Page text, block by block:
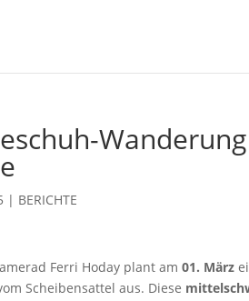
| BERICHTE
Ferri Hoday plant am01. März
Scheibensattel aus. Diese